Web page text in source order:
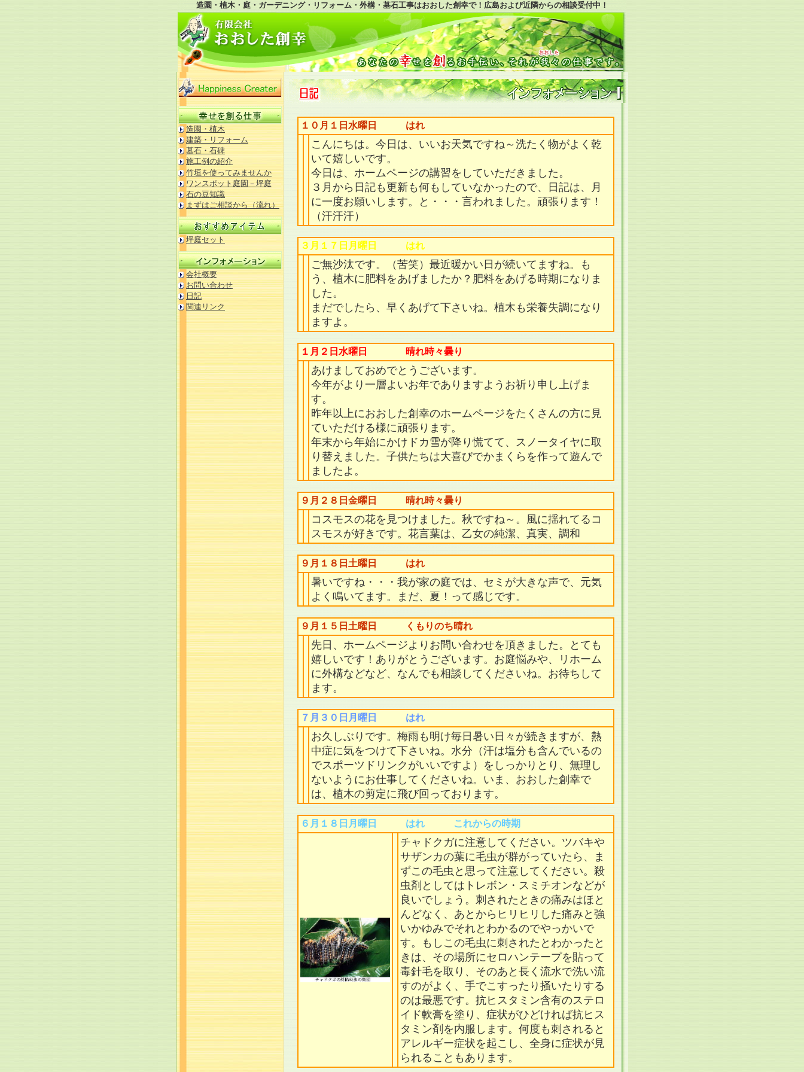
造園・植木・庭・ガーデニング・リフォーム・外構・墓石工事はおおした創幸で！広島および近隣からの相談受付中！
造園・植木
建築・リフォーム
墓石・石碑
施工例の紹介
竹垣を使ってみませんか
ワンスポット庭園－坪庭
石の豆知識
まずはご相談から（流れ）
坪庭セット
会社概要
お問い合わせ
日記
関連リンク
１０月１日水曜日 はれ
こんにちは。今日は、いいお天気ですね～洗たく物がよく乾
いて嬉しいです。
今日は、ホームページの講習をしていただきました。
３月から日記も更新も何もしていなかったので、日記は、月
に一度お願いします。と・・・言われました。頑張ります！
（汗汗汗）
３月１７日月曜日 はれ
ご無沙汰です。（苦笑）最近暖かい日が続いてますね。も
う、植木に肥料をあげましたか？肥料をあげる時期になりま
した。
まだでしたら、早くあげて下さいね。植木も栄養失調になり
ますよ。
１月２日水曜日 晴れ時々曇り
あけましておめでとうございます。
今年がより一層よいお年でありますようお祈り申し上げま
す。
昨年以上におおした創幸のホームページをたくさんの方に見
ていただける様に頑張ります。
年末から年始にかけドカ雪が降り慌てて、スノータイヤに取
り替えました。子供たちは大喜びでかまくらを作って遊んで
ましたよ。
９月２８日金曜日 晴れ時々曇り
コスモスの花を見つけました。秋ですね～。風に揺れてるコ
スモスが好きです。花言葉は、乙女の純潔、真実、調和
９月１８日土曜日 はれ
暑いですね・・・我が家の庭では、セミが大きな声で、元気
よく鳴いてます。まだ、夏！って感じです。
９月１５日土曜日 くもりのち晴れ
先日、ホームページよりお問い合わせを頂きました。とても
嬉しいです！ありがとうございます。お庭悩みや、リホーム
に外構などなど、なんでも相談してくださいね。お待ちして
ます。
７月３０日月曜日 はれ
お久しぶりです。梅雨も明け毎日暑い日々が続きますが、熱
中症に気をつけて下さいね。水分（汗は塩分も含んでいるの
でスポーツドリンクがいいですよ）をしっかりとり、無理し
ないようにお仕事してくださいね。いま、おおした創幸で
は、植木の剪定に飛び回っております。
６月１８日月曜日 はれ これからの時期
チャドクガに注意してください。ツバキや
サザンカの葉に毛虫が群がっていたら、ま
ずこの毛虫と思って注意してください。殺
虫剤としてはトレボン・スミチオンなどが
良いでしょう。刺されたときの痛みはほと
んどなく、あとからヒリヒリした痛みと強
いかゆみでそれとわかるのでやっかいで
す。もしこの毛虫に刺されたとわかったと
きは、その場所にセロハンテープを貼って
毒針毛を取り、そのあと長く流水で洗い流
すのがよく、手でこすったり掻いたりする
のは最悪です。抗ヒスタミン含有のステロ
イド軟膏を塗り、症状がひどければ抗ヒス
タミン剤を内服します。何度も刺されると
アレルギー症状を起こし、全身に症状が見
られることもあります。